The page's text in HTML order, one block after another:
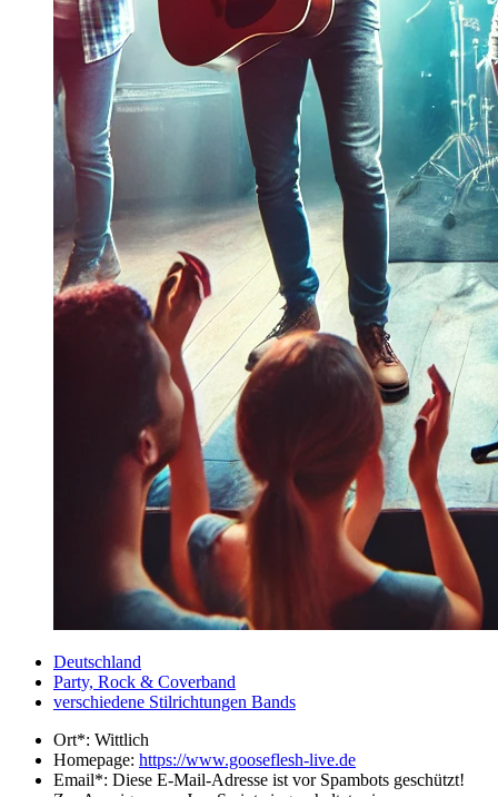
Deutschland
Party, Rock & Coverband
verschiedene Stilrichtungen Bands
Ort*: Wittlich
Homepage: https://www.gooseflesh-live.de
Email*: Diese E-Mail-Adresse ist vor Spambots geschützt!